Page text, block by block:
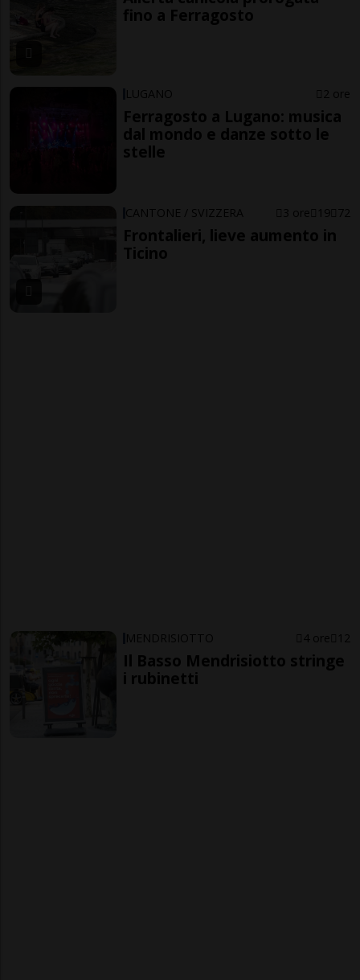
fino a Ferragosto
LUGANO 2 ore
Ferragosto a Lugano: musica
dal mondo e danze sotto le
stelle
CANTONE / SVIZZERA 3 ore 19 72
Frontalieri, lieve aumento in
Ticino
MENDRISIOTTO 4 ore 12
Il Basso Mendrisiotto stringe
i rubinetti